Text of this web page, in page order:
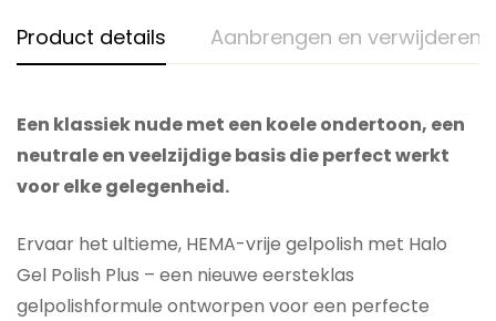
Product details Aanbrengen en verwijderen
Een klassiek nude met een koele ondertoon, een
neutrale en veelzijdige basis die perfect werkt
voor elke gelegenheid.
Ervaar het ultieme, HEMA-vrije gelpolish met Halo
Gel Polish Plus – een nieuwe eersteklas
gelpolishformule ontworpen voor een perfecte